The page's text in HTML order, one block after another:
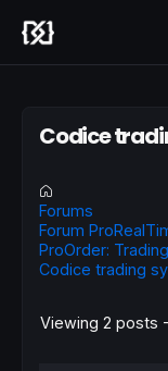
Codice
Forums
Forum
ProOrder:
Codice trading
Viewing 2 posts